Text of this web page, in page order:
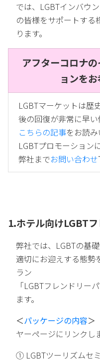
では、LGBTインバウ
の皆様をサポートする
ります。
アフターコロナ
ョンを
LGBTマーケットは歴
後の回復が非常に早い
こちらの記事をお読
LGBTプロモーション
弊社までお問い合わせ
1.ホテル向けLGBT
弊社では、LGBTの基
適切にお迎えする態勢
ラン
「LGBTフレンドリー
ます。
＜パッケージの内容＞
ヤーページにリンクし
① LGBTツーリズムセ